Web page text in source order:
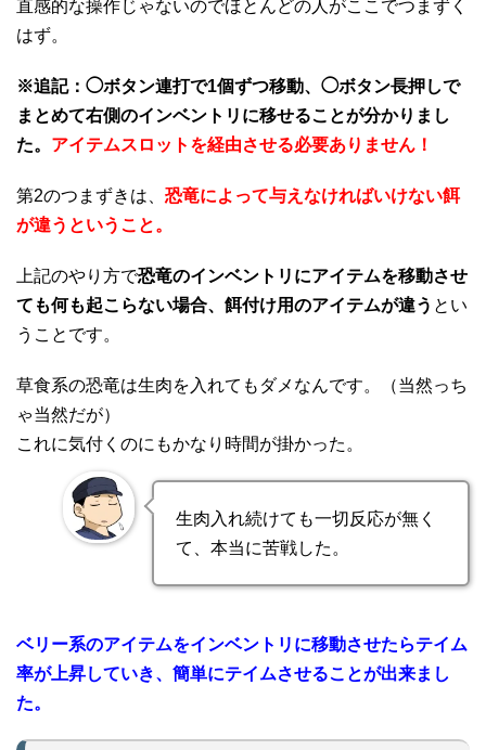
直感的な操作じゃないのでほとんどの人がここでつまずく
はず。
※追記：◯ボタン連打で1個ずつ移動、◯ボタン長押しで
まとめて右側のインベントリに移せることが分かりまし
た。 アイテムスロットを経由させる必要ありません！
第2のつまずきは、 恐竜によって与えなければいけない餌
が違うということ。
上記のやり方で恐竜のインベントリにアイテムを移動させ
ても何も起こらない場合、餌付け用のアイテムが違う とい
うことです。
草食系の恐竜は生肉を入れてもダメなんです。（当然っち
ゃ当然だが）
これに気付くのにもかなり時間が掛かった。
生肉入れ続けても一切反応が無く
て、本当に苦戦した。
ベリー系のアイテムをインベントリに移動させたらテイム
率が上昇していき、簡単にテイムさせることが出来まし
た。